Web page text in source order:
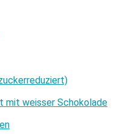
mit weisser Schokolade